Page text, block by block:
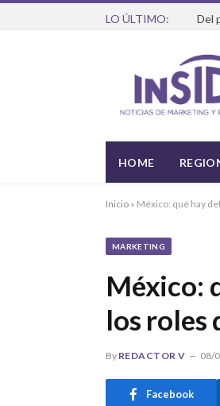
LO ÚLTIMO:
HOME
Inicio » México: qué hay
MARKETING
México:
los roles
By REDACTOR V 08/
Facebook